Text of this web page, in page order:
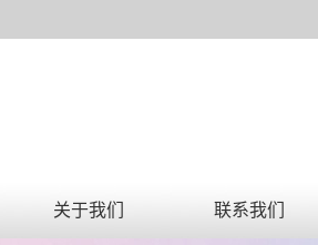
关于我们 联系我们